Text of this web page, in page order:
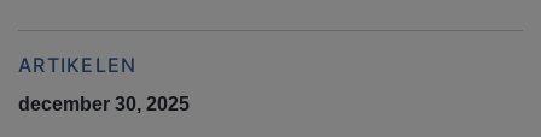
ARTIKELEN
december 30, 2025